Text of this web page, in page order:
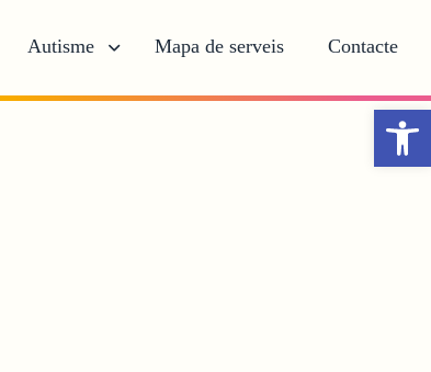
Autisme Mapa de serveis Contacte